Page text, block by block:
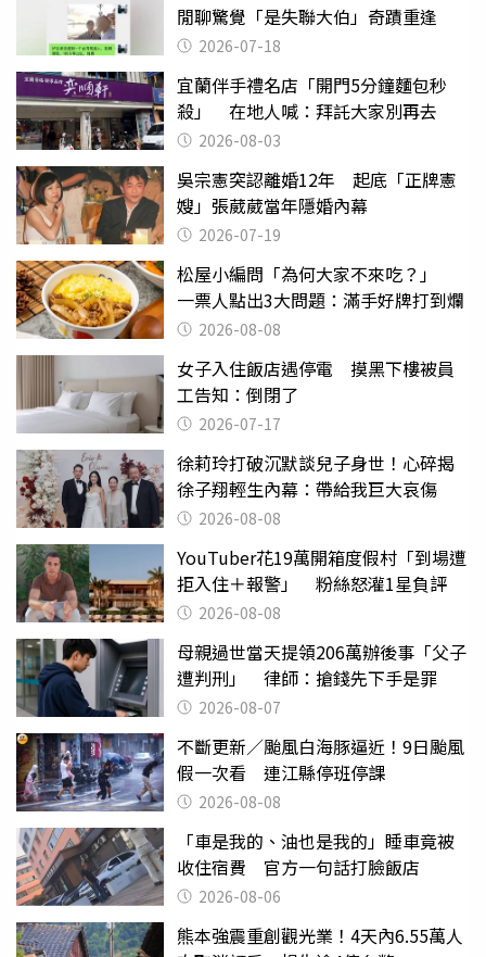
閒聊驚覺「是失聯大伯」奇蹟重逢
2026-07-18
宜蘭伴手禮名店「開門5分鐘麵包秒
殺」 在地人喊：拜託大家別再去
2026-08-03
吳宗憲突認離婚12年 起底「正牌憲
嫂」張葳葳當年隱婚內幕
2026-07-19
松屋小編問「為何大家不來吃？」
一票人點出3大問題：滿手好牌打到爛
2026-08-08
女子入住飯店遇停電 摸黑下樓被員
工告知：倒閉了
2026-07-17
徐莉玲打破沉默談兒子身世！心碎揭
徐子翔輕生內幕：帶給我巨大哀傷
2026-08-08
YouTuber花19萬開箱度假村「到場遭
拒入住＋報警」 粉絲怒灌1星負評
2026-08-08
母親過世當天提領206萬辦後事「父子
遭判刑」 律師：搶錢先下手是罪
2026-08-07
不斷更新／颱風白海豚逼近！9日颱風
假一次看 連江縣停班停課
2026-08-08
「車是我的、油也是我的」睡車竟被
收住宿費 官方一句話打臉飯店
2026-08-06
熊本強震重創觀光業！4天內6.55萬人